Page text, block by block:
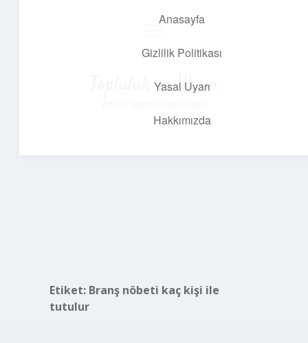
Anasayfa
Gizlilik Politikası
Yasal Uyarı
Hakkımızda
Topluluk ve İlham
Etiket: Branş nöbeti kaç kişi ile
tutulur